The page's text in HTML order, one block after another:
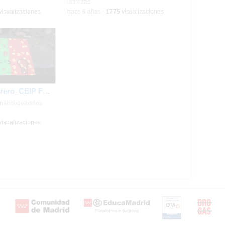
hace 6 años - 1775 visualizaciones
El huerto en febrero_CEIP FDLR_Las Rozas
Certificación Buzón